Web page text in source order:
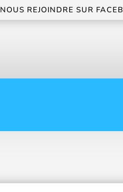
NOUS REJOINDRE SUR